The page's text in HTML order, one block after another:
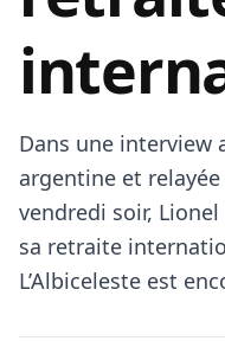
Dans une interview
argentine et
vendredi soir,
sa retraite
L’Albiceleste est